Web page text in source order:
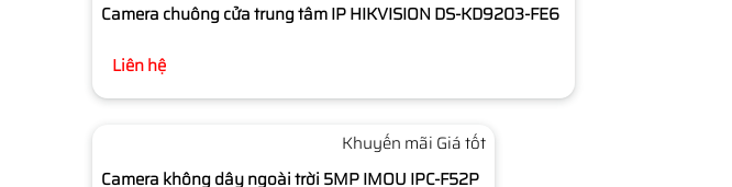
Camera chuông cửa trung tâm IP HIKVISION DS-KD9203-FE6
Liên hệ
Khuyến mãi Giá tốt
Camera không dây ngoài trời 5MP IMOU IPC-F52P